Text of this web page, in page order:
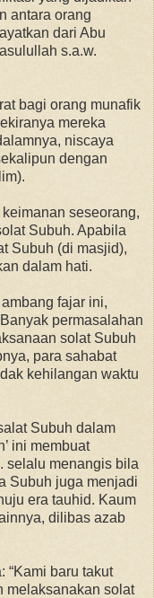
antara orang
dari Abu
s.a.w.
bagi orang munafik
mereka
niscaya
dengan
seseorang,
Subuh. Apabila
Subuh (di masjid),
dalam hati.
fajar ini,
permasalahan
solat Subuh
para sahabat
kehilangan waktu
Subuh dalam
ini membuat
selalu menangis bila
Subuh juga menjadi
era tauhid. Kaum
dilibas azab
“Kami baru takut
melaksanakan solat